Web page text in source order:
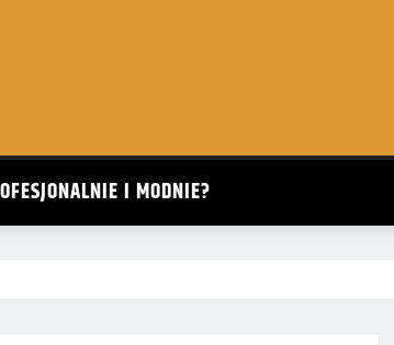
I MODNIE?